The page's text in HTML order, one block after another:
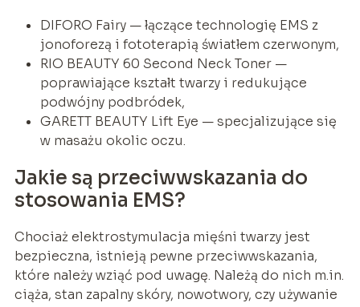
DIFORO Fairy — łączące technologię EMS z
jonoforezą i fototerapią światłem czerwonym,
RIO BEAUTY 60 Second Neck Toner —
poprawiające kształt twarzy i redukujące
podwójny podbródek,
GARETT BEAUTY Lift Eye — specjalizujące się
w masażu okolic oczu.
Jakie są przeciwwskazania do
stosowania EMS?
Chociaż elektrostymulacja mięśni twarzy jest
bezpieczna, istnieją pewne przeciwwskazania,
które należy wziąć pod uwagę. Należą do nich m.in.
ciąża, stan zapalny skóry, nowotwory, czy używanie